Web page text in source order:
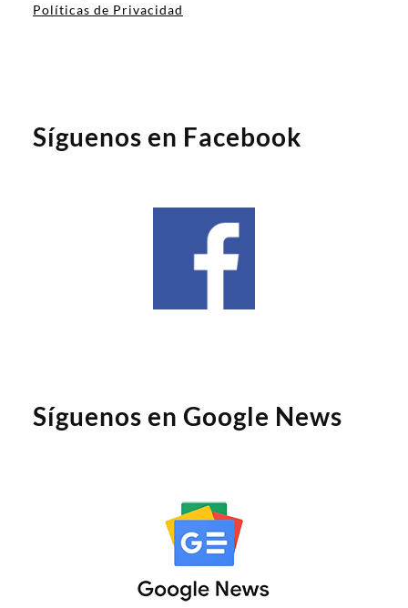
Políticas de Privacidad
Síguenos en Facebook
Síguenos en Google News